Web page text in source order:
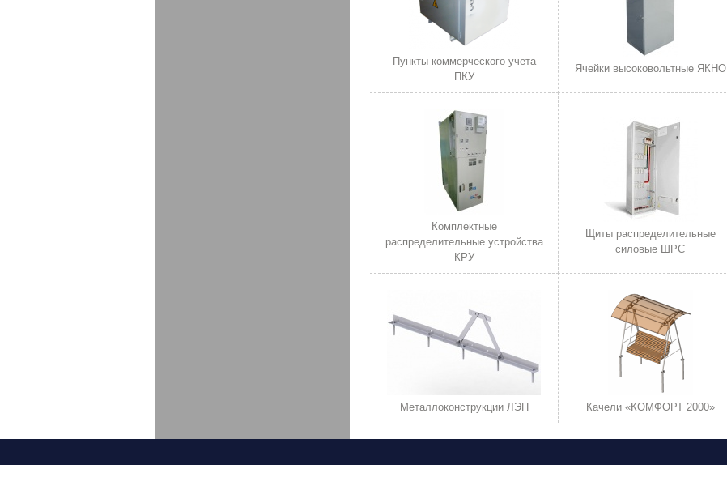
Пункты коммерческого учета
ПКУ
Ячейки высоковольтные ЯКНО
Комплектные
распределительные устройства
КРУ
Щиты распределительные
силовые ШРС
Металлоконструкции ЛЭП Качели «КОМФОРТ 2000»